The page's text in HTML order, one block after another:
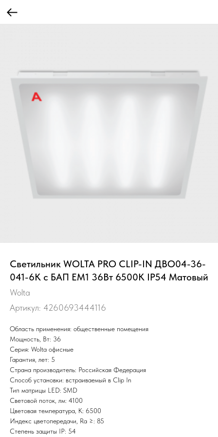
Светильник WOLTA PRO CLIP-IN ДВО04-36-
041-6К с БАП EM1 36Вт 6500K IP54 Матовый
Wolta
Артикул: 4260693444116
Область применения: общественные помещения
Мощность, Вт: 36
Серия: Wolta офисные
Гарантия, лет: 5
Страна производитель: Российская Федерация
Способ установки: встраиваемый в Clip In
Тип матрицы LED: SMD
Световой поток, лм: 4100
Цветовая температура, К: 6500
Индекс цветопередачи, Ra ≥: 85
Степень защиты IP: 54